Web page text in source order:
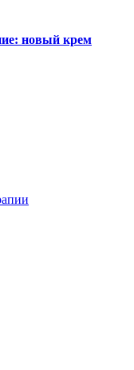
новый крем